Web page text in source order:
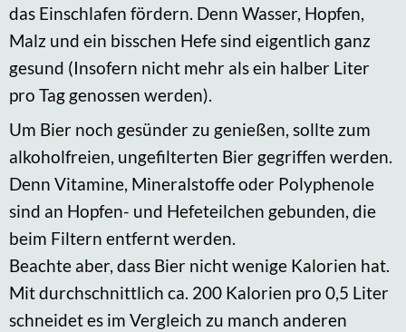
das Einschlafen fördern. Denn Wasser, Hopfen,
Malz und ein bisschen Hefe sind eigentlich ganz
gesund (Insofern nicht mehr als ein halber Liter
pro Tag genossen werden).
Um Bier noch gesünder zu genießen, sollte zum
alkoholfreien, ungefilterten Bier gegriffen werden.
Denn Vitamine, Mineralstoffe oder Polyphenole
sind an Hopfen- und Hefeteilchen gebunden, die
beim Filtern entfernt werden.
Beachte aber, dass Bier nicht wenige Kalorien hat.
Mit durchschnittlich ca. 200 Kalorien pro 0,5 Liter
schneidet es im Vergleich zu manch anderen